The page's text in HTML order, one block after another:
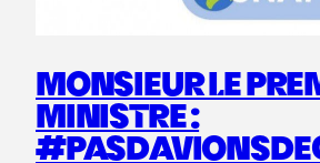
MONSIEUR LE
MINISTRE :